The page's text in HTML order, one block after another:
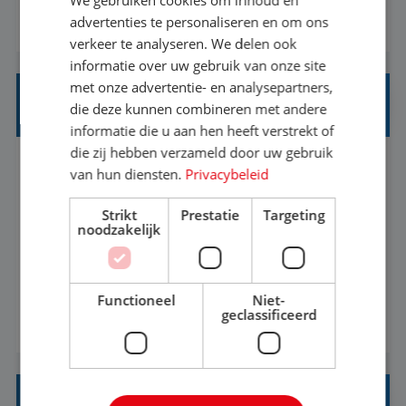
ondersteuning? Op ons Sunweb Group-kantoor in
Rotterdam zoeken we een daadkrachtige en
klantgerichte collega voor een unieke functie ...
BEKIJK VACATURE
INTERNSHIP TALENT ACQUISITION
Rotterdam Baan 37-40+ uur MBO
Internship: Talent Acquisition (HR
Recruitment)Sunweb Group is looking for an
enthusiastic Talent Acquisition intern to join our
People, Culture & Organization team. This is a
work-along internship, where you become part
of the team and gain hands-on experience; not a
advertenties te personaliseren en om ons
verkeer te analyseren. We delen ook
informatie over uw gebruik van onze site
met onze advertentie- en analysepartners,
die deze kunnen combineren met andere
informatie die u aan hen heeft verstrekt of
die zij hebben verzameld door uw gebruik
van hun diensten. Privacybeleid
Strikt
noodzakelijk
Prestatie Targeting
Functioneel
Niet-
geclassificeerd